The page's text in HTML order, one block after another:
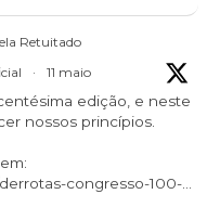
Retuitado
· 11 maio
edição, e neste
nossos princípios.
congresso-100-